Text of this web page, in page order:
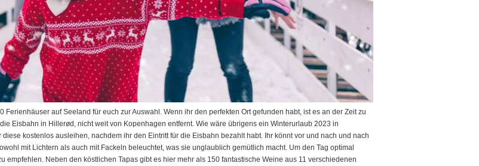
auf Seeland für euch zur Auswahl. Wenn ihr den perfekten Ort gefunden habt, ist es an der Zeit zu
Eisbahn in Hillerød, nicht weit von Kopenhagen entfernt. Wie wäre übrigens ein Winterurlaub 2023 in
kostenlos ausleihen, nachdem ihr den Eintritt für die Eisbahn bezahlt habt. Ihr könnt vor und nach und nach
mit Lichtern als auch mit Fackeln beleuchtet, was sie unglaublich gemütlich macht. Um den Tag optimal
empfehlen. Neben den köstlichen Tapas gibt es hier mehr als 150 fantastische Weine aus 11 verschiedenen